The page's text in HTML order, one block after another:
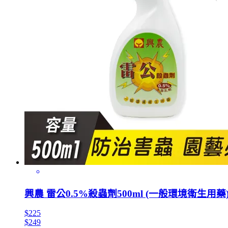
興農 雷公0.5%殺蟲劑500ml (一般環境衛生用藥
$225
$249